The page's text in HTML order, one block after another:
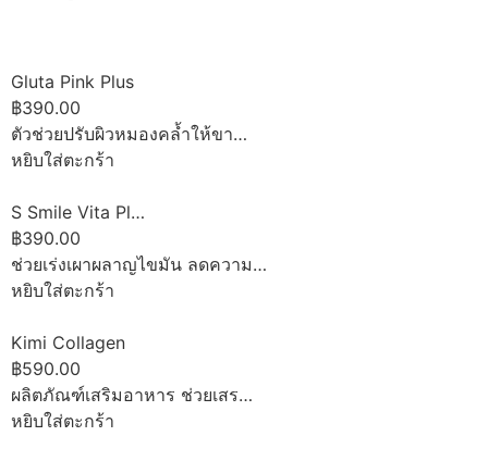
Gluta Pink Plus
฿390.00
ตัวช่วยปรับผิวหมองคล้ำให้ขา…
หยิบใส่ตะกร้า
S Smile Vita Pl…
฿390.00
ช่วยเร่งเผาผลาญไขมัน ลดความ…
หยิบใส่ตะกร้า
Kimi Collagen
฿590.00
ผลิตภัณฑ์เสริมอาหาร ช่วยเสร…
หยิบใส่ตะกร้า